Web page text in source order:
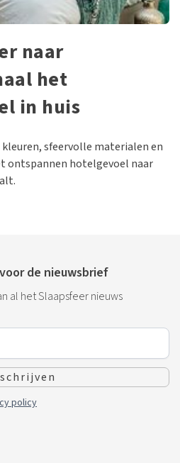
naar
het
in huis
sfeervolle materialen en
ontspannen hotelgevoel naar
de nieuwsbrief
al het Slaapsfeer nieuws
policy